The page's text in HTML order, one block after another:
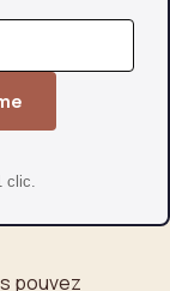
clic.
pouvez